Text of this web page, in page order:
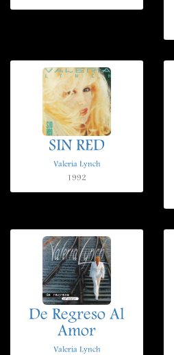
SIN RED
Valeria Lynch
1992
De Regreso Al
Amor
Valeria Lynch